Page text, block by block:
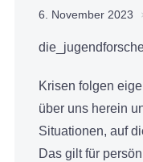
6. November 2023
Krisen folgen
über uns herein
Situationen, auf
Das gilt für